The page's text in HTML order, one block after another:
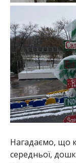
Нагадаємо, що
середньої,